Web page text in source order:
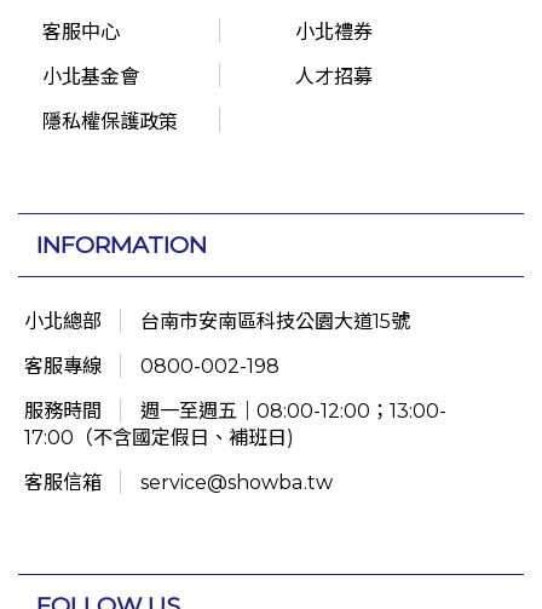
客服中心
小北禮券
小北基金會
人才招募
隱私權保護政策
INFORMATION
小北總部
台南市安南區科技公園大道15號
客服專線
0800-002-198
服務時間
週一至週五｜08:00-12:00；13:00-
17:00（不含國定假日、補班日)
客服信箱
service@showba.tw